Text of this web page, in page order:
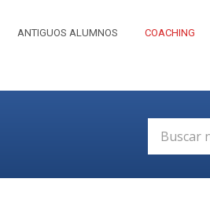
ANTIGUOS ALUMNOS COACHING